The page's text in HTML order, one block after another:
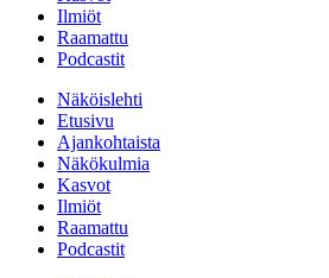
Ilmiöt
Raamattu
Podcastit
Näköislehti
Etusivu
Ajankohtaista
Näkökulmia
Kasvot
Ilmiöt
Raamattu
Podcastit